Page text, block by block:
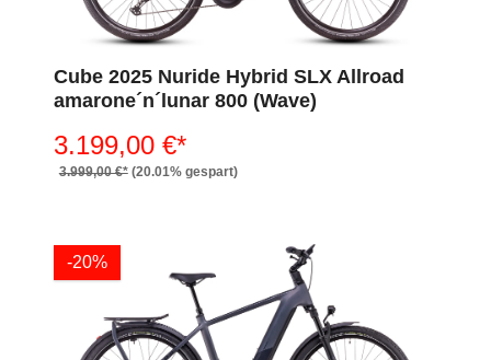
Cube 2025 Nuride Hybrid SLX Allroad
amarone´n´lunar 800 (Wave)
3.199,00 €*
3.999,00 €* (20.01% gespart)
-20%